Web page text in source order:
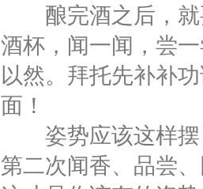
酿完酒之后，就
酒杯，闻一闻，尝
以然。拜托先补补
面！
姿势应该这样摆
第二次闻香、品尝